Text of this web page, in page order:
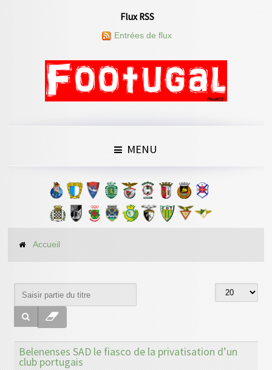
Flux RSS
Entrées de flux
MENU
Accueil
Belenenses SAD le fiasco de la privatisation d’un
club portugais